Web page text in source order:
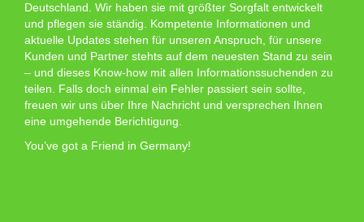
Deutschland. Wir haben sie mit größter Sorgfalt entwickelt
und pflegen sie ständig. Kompetente Informationen und
aktuelle Updates stehen für unseren Anspruch, für unsere
Kunden und Partner stehts auf dem neuesten Stand zu sein
– und dieses Know-how mit allen Informationssuchenden zu
teilen. Falls doch einmal ein Fehler passiert sein sollte,
freuen wir uns über Ihre Nachricht und versprechen Ihnen
eine umgehende Berichtigung.
You’ve got a Friend in Germany!